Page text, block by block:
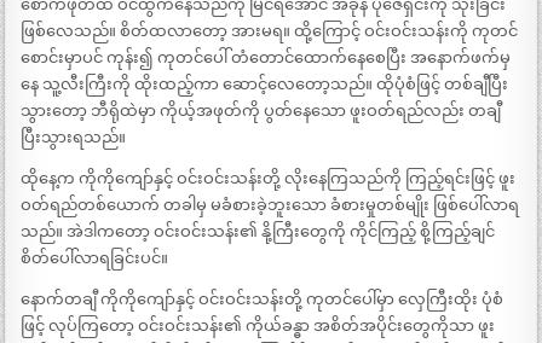
စောက်ဖုတ်ထဲ ဝင်ထွက်နေသည်ကို မြင်ရအောင် အခုန ပိုဇေရှင်းကို သုံးခြင်း
ဖြစ်လေသည်။ စိတ်ထလာတော့ အားမရ။ ထို့ကြောင့် ဝင်းဝင်းသန်းကို ကုတင်
စောင်းမှာပင် ကုန်း၍ ကုတင်ပေါ် တံတောင်ထောက်နေစေပြီး အနောက်ဖက်မှ
နေ သူ့လီးကြီးကို ထိုးထည့်ကာ ဆောင့်လေတော့သည်။ ထိုပုံစံဖြင့် တစ်ချီပြီး
သွားတော့ ဘီရိုထဲမှာ ကိုယ့်အဖုတ်ကို ပွတ်နေသော ဖူးဝတ်ရည်လည်း တချီ
ပြီးသွားရသည်။
ထိုနေ့က ကိုကိုကျော်နှင့် ဝင်းဝင်းသန်းတို့ လိုးနေကြသည်ကို ကြည့်ရင်းဖြင့် ဖူး
ဝတ်ရည်တစ်ယောက် တခါမှ မခံစားခဲ့ဘူးသော ခံစားမှုတစ်မျိုး ဖြစ်ပေါ်လာရ
သည်။ အဲဒါကတော့ ဝင်းဝင်းသန်း၏ နို့ကြီးတွေကို ကိုင်ကြည့် စို့ကြည့်ချင်
စိတ်ပေါ်လာရခြင်းပင်။
နောက်တချီ ကိုကိုကျော်နှင့် ဝင်းဝင်းသန်းတို့ ကုတင်ပေါ်မှာ လှေကြီးထိုး ပုံစံ
ဖြင့် လုပ်ကြတော့ ဝင်းဝင်းသန်း၏ ကိုယ်ခန္ဓာ အစိတ်အပိုင်းတွေကိုသာ ဖူး